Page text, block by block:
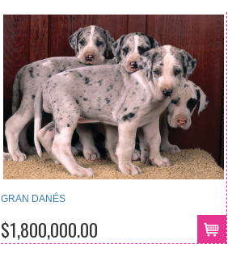
GRAN DANÉS
$1,800,000.00